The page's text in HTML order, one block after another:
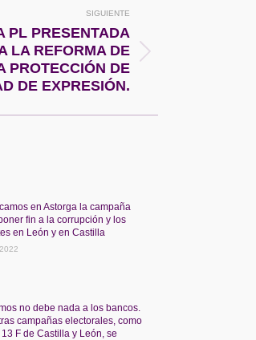
SIGUIENTE
PL PRESENTADA
LA REFORMA DE
PROTECCIÓN DE
DE EXPRESIÓN.
en Astorga la campaña
fin a la corrupción y los
en León y en Castilla
no debe nada a los bancos.
campañas electorales, como
13 F de Castilla y León, se